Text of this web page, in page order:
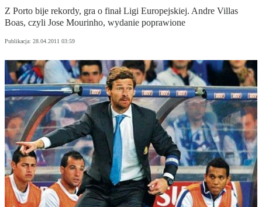
Z Porto bije rekordy, gra o finał Ligi Europejskiej. Andre Villas
Boas, czyli Jose Mourinho, wydanie poprawione
Publikacja: 28.04.2011 03:59